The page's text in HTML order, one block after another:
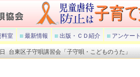
料室 最新情報 出版・ＣＤ紹介 アンケート
台東区子守唄講習会「子守唄・こどものうた」